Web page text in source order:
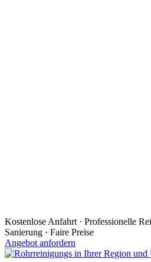
Kostenlose Anfahrt · Professionelle
Sanierung · Faire Preise
Angebot anfordern